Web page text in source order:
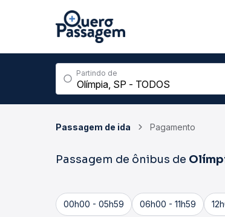
Partindo de
Passagem de ida Pagamento
Passagem de ônibus de
00h00 - 05h59 06h00 - 11h59